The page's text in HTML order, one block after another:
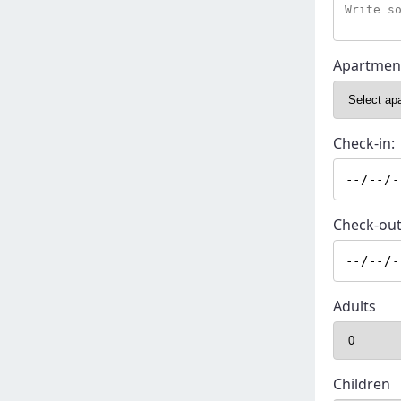
Check-in:
Check-
Adults
Children